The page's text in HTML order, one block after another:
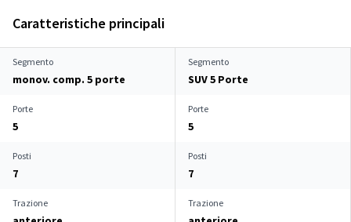
Caratteristiche principali
Segmento
monov. comp. 5 porte
Segmento
SUV 5 Porte
Porte
5
Porte
5
Posti
7
Posti
7
Trazione Trazione